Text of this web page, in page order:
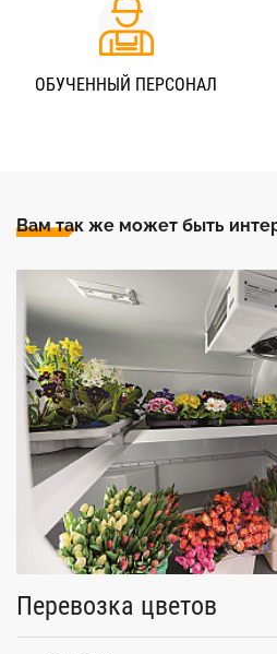
ОБУЧЕННЫЙ ПЕРСОНАЛ
Вам так же может быть
Перевозка цветов